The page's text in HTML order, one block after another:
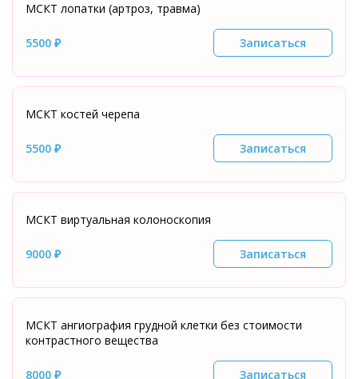
МСКТ лопатки (артроз, травма)
5500 ₽ Записаться
МСКТ костей черепа
5500 ₽ Записаться
МСКТ виртуальная колоноскопия
9000 ₽ Записаться
МСКТ ангиография грудной клетки без стоимости
контрастного вещества
8000 ₽ Записаться